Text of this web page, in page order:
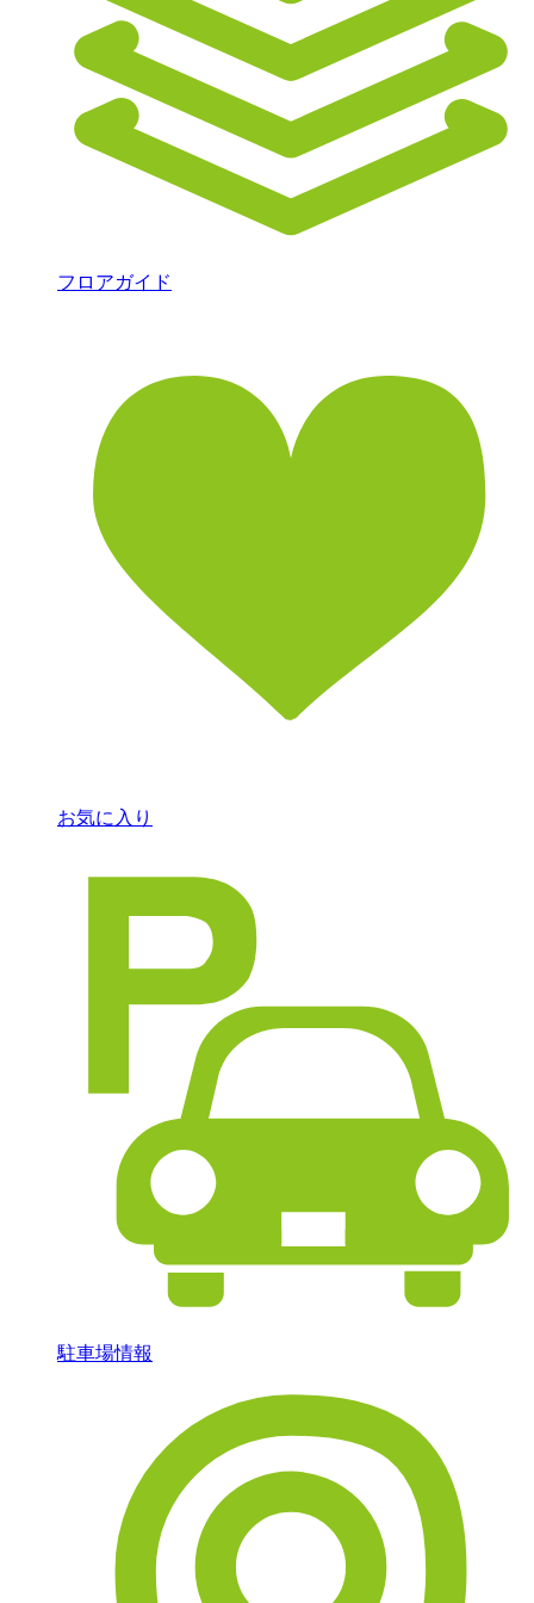
フロアガイド
お気に入り
駐車場情報